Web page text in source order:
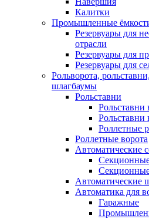
Калитки
Промышленные
Резервуары для
отрасли
Резервуары для
Резервуары для
Рольворота,
шлагбаумы
Рольставни
Рольставни
Рольставни
Роллетные
Роллетные ворота
Автоматические
Автоматические
Автоматика для
Гаражные